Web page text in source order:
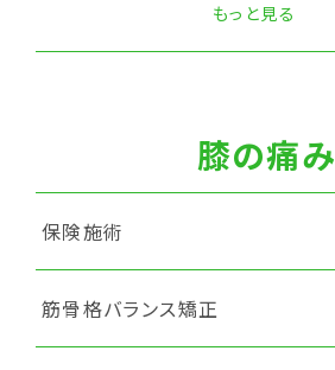
もっと見る
膝の痛み
保険施術
筋骨格バランス矯正